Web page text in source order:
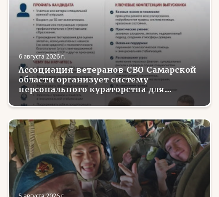
6 августа 2026 г.
Ассоциация ветеранов СВО Самарской
области организует систему
персонального кураторства для
трудоустройства и социализации
вернувшихся с фронта бойцов